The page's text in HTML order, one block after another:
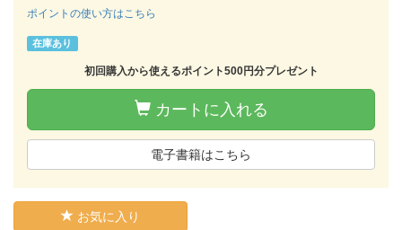
ポイントの使い方はこちら
在庫あり
初回購入から使えるポイント500円分プレゼント
カートに入れる
電子書籍はこちら
お気に入り